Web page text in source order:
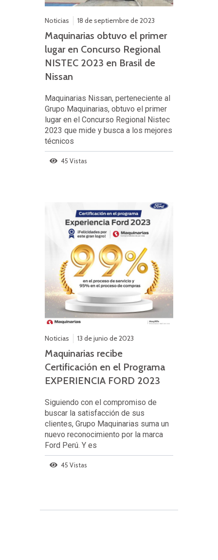
Noticias 18 de septiembre de 2023
Maquinarias obtuvo el primer
lugar en Concurso Regional
NISTEC 2023 en Brasil de
Nissan
Maquinarias Nissan, perteneciente al
Grupo Maquinarias, obtuvo el primer
lugar en el Concurso Regional Nistec
2023 que mide y busca a los mejores
técnicos
45 Vistas
Noticias 13 de junio de 2023
Maquinarias recibe
Certificación en el Programa
EXPERIENCIA FORD 2023
Siguiendo con el compromiso de
buscar la satisfacción de sus
clientes, Grupo Maquinarias suma un
nuevo reconocimiento por la marca
Ford Perú. Y es
45 Vistas